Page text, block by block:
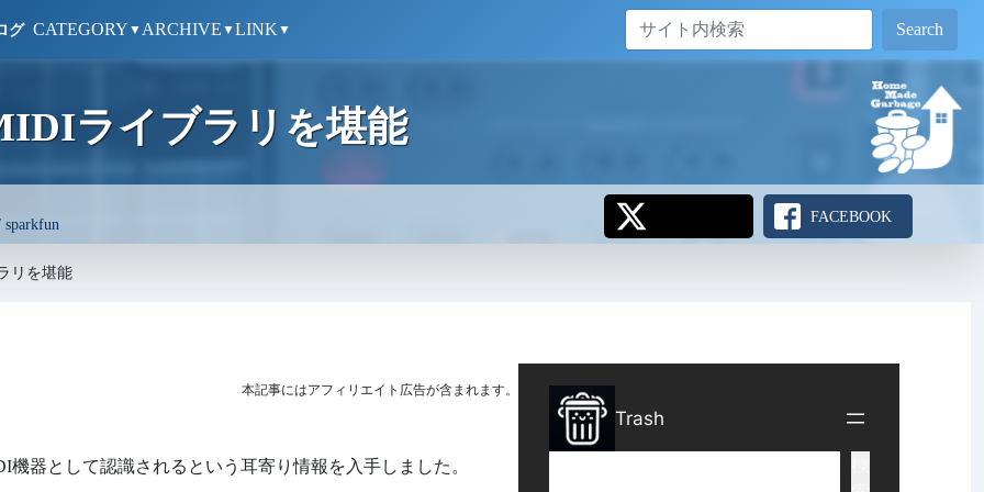
グ CATEGORY ▼ ARCHIVE ▼LINK ▼ Search
ライブラリを堪能
sparkfun FACEBOOK
リを堪能
本記事にはアフィリエイト広告が含まれます。
器として認識されるという耳寄り情報を入手しました。